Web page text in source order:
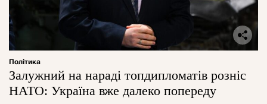
Політика
Залужний на нараді топдипломатів розніс
НАТО: Україна вже далеко попереду